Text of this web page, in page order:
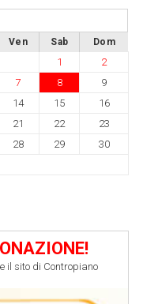
Ven Sab Dom
1
2
7 8
9
14 15
16
21 22
23
28 29
30
il sito di Contropiano